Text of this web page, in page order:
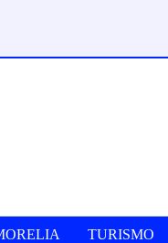
TURISMO